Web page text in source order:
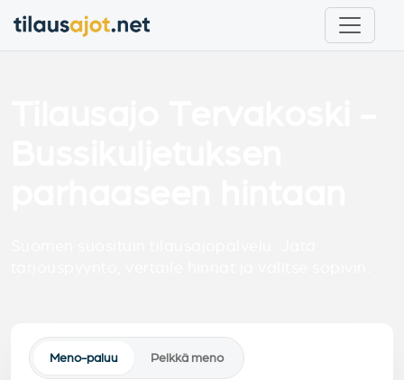
Meno-paluu Pelkkä meno